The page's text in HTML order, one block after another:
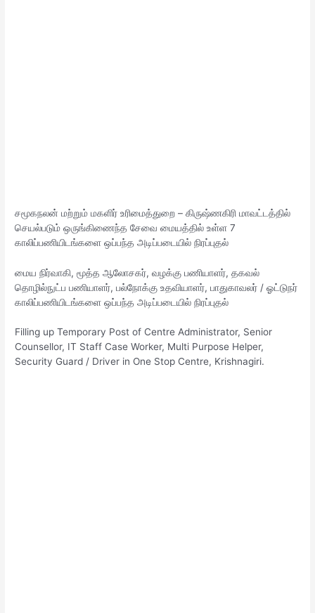
சமூகநலன் மற்றும் மகளிர் உரிமைத்துறை – கிருஷ்ணகிரி மாவட்டத்தில்
செயல்படும் ஒருங்கிணைந்த சேவை மையத்தில் உள்ள 7
காலிப்பணியிடங்களை ஒப்பந்த அடிப்படையில் நிரப்புதல்
மைய நிர்வாகி, மூத்த ஆலோசகர், வழக்கு பணியாளர், தகவல்
தொழில்நுட்ப பணியாளர், பல்நோக்கு உதவியாளர், பாதுகாவலர் / ஓட்டுநர்
காலிப்பணியிடங்களை ஒப்பந்த அடிப்படையில் நிரப்புதல்
Filling up Temporary Post of Centre Administrator, Senior
Counsellor, IT Staff Case Worker, Multi Purpose Helper,
Security Guard / Driver in One Stop Centre, Krishnagiri.